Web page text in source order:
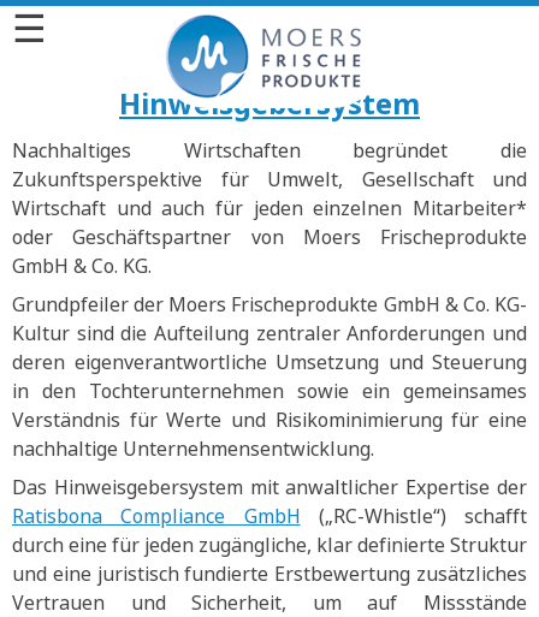
☰
Hinweisgebersystem
Nachhaltiges Wirtschaften begründet die
Zukunftsperspektive für Umwelt, Gesellschaft und
Wirtschaft und auch für jeden einzelnen Mitarbeiter*
oder Geschäftspartner von Moers Frischeprodukte
GmbH & Co. KG.
Grundpfeiler der Moers Frischeprodukte GmbH & Co. KG-
Kultur sind die Aufteilung zentraler Anforderungen und
deren eigenverantwortliche Umsetzung und Steuerung
in den Tochterunternehmen sowie ein gemeinsames
Verständnis für Werte und Risikominimierung für eine
nachhaltige Unternehmensentwicklung.
Das Hinweisgebersystem mit anwaltlicher Expertise der
Ratisbona Compliance GmbH („RC-Whistle“) schafft
durch eine für jeden zugängliche, klar definierte Struktur
und eine juristisch fundierte Erstbewertung zusätzliches
Vertrauen und Sicherheit, um auf Missstände